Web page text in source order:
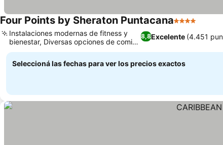
Four Points by Sheraton Puntacana4 Estrellas
8,8Excelente (4.451
Instalaciones modernas de fitness y
bienestar, Diversas opciones de comida
y bebida
Seleccioná las fechas para ver los precios exactos